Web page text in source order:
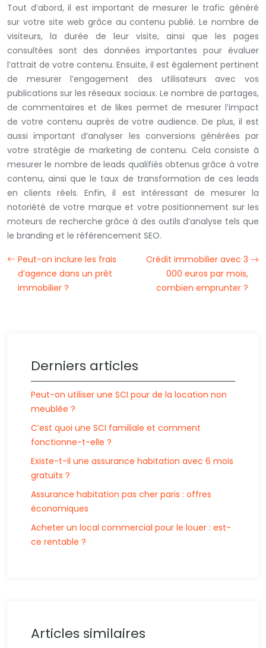
Tout d’abord, il est important de mesurer le trafic généré
sur votre site web grâce au contenu publié. Le nombre de
visiteurs, la durée de leur visite, ainsi que les pages
consultées sont des données importantes pour évaluer
l’attrait de votre contenu. Ensuite, il est également pertinent
de mesurer l’engagement des utilisateurs avec vos
publications sur les réseaux sociaux. Le nombre de partages,
de commentaires et de likes permet de mesurer l’impact
de votre contenu auprès de votre audience. De plus, il est
aussi important d’analyser les conversions générées par
votre stratégie de marketing de contenu. Cela consiste à
mesurer le nombre de leads qualifiés obtenus grâce à votre
contenu, ainsi que le taux de transformation de ces leads
en clients réels. Enfin, il est intéressant de mesurer la
notoriété de votre marque et votre positionnement sur les
moteurs de recherche grâce à des outils d’analyse tels que
le branding et le référencement SEO.
Peut-on inclure les frais
d’agence dans un prêt
immobilier ?
Crédit immobilier avec 3
000 euros par mois,
combien emprunter ?
Derniers articles
Peut-on utiliser une SCI pour de la location non
meublée ?
C’est quoi une SCI familiale et comment
fonctionne-t-elle ?
Existe-t-il une assurance habitation avec 6 mois
gratuits ?
Assurance habitation pas cher paris : offres
économiques
Acheter un local commercial pour le louer : est-
ce rentable ?
Articles similaires